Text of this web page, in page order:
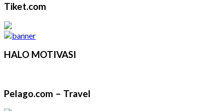
Tiket.com
HALO MOTIVASI
Pelago.com – Travel